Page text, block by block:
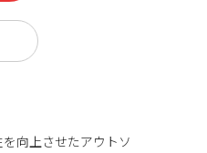
向上させたアウトソ